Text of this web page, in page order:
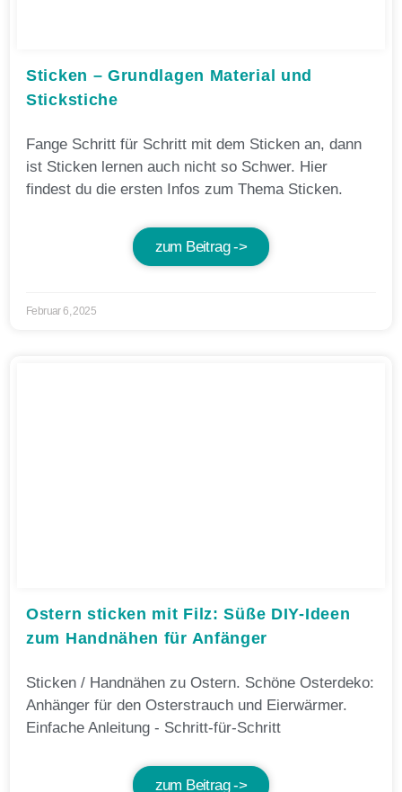
Sticken – Grundlagen Material und
Stickstiche
Fange Schritt für Schritt mit dem Sticken an, dann
ist Sticken lernen auch nicht so Schwer. Hier
findest du die ersten Infos zum Thema Sticken.
zum Beitrag ->
Februar 6, 2025
Ostern sticken mit Filz: Süße DIY-Ideen
zum Handnähen für Anfänger
Sticken / Handnähen zu Ostern. Schöne Osterdeko:
Anhänger für den Osterstrauch und Eierwärmer.
Einfache Anleitung - Schritt-für-Schritt
zum Beitrag ->